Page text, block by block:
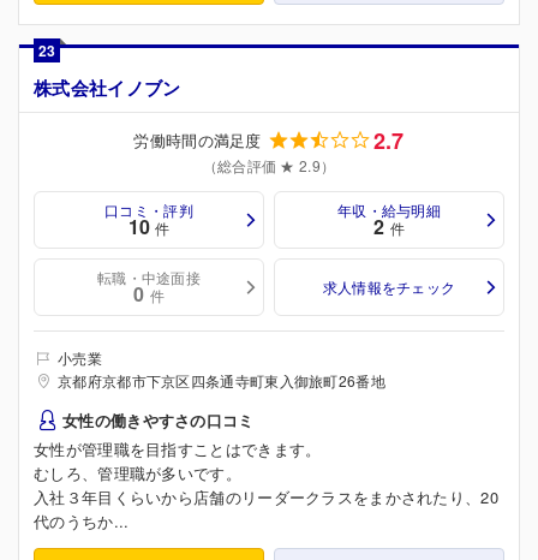
23
株式会社イノブン
労働時間の満足度 2.7
（総合評価 ★ 2.9）
口コミ・評判
10 件
年収・給与明細
2 件
転職・中途面接
0 件 求人情報をチェック
小売業
京都府京都市下京区四条通寺町東入御旅町26番地
女性の働きやすさの口コミ
女性が管理職を目指すことはできます。
むしろ、管理職が多いです。
入社３年目くらいから店舗のリーダークラスをまかされたり、20
代のうちか...